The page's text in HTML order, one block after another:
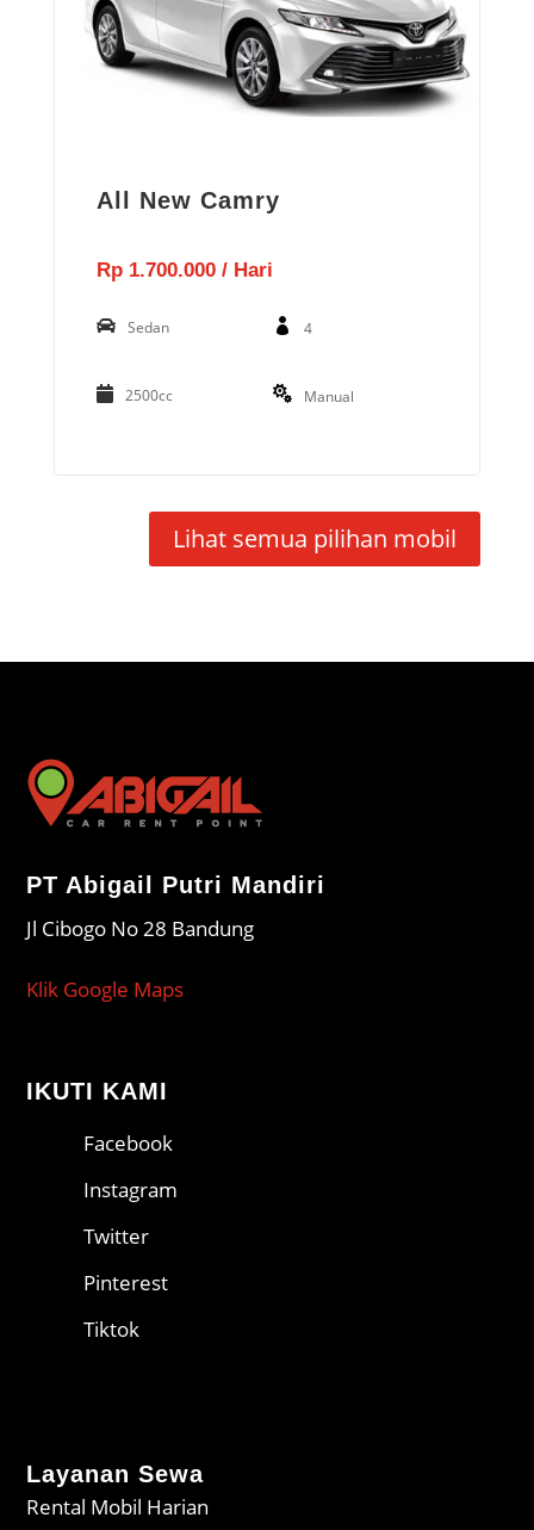
All New Camry
Rp 1.700.000 / Hari
Sedan 4
2500cc Manual
Lihat semua pilihan mobil
PT Abigail Putri Mandiri
Jl Cibogo No 28 Bandung
Klik Google Maps
IKUTI KAMI
Facebook
Instagram
Twitter
Pinterest
Tiktok
Layanan Sewa
Rental Mobil Harian